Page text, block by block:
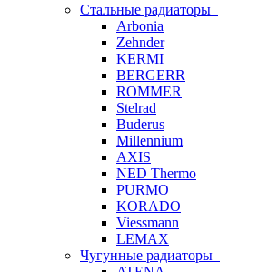
Стальные радиаторы
Arbonia
Zehnder
KERMI
BERGERR
ROMMER
Stelrad
Buderus
Millennium
AXIS
NED Thermo
PURMO
KORADO
Viessmann
LEMAX
Чугунные радиаторы